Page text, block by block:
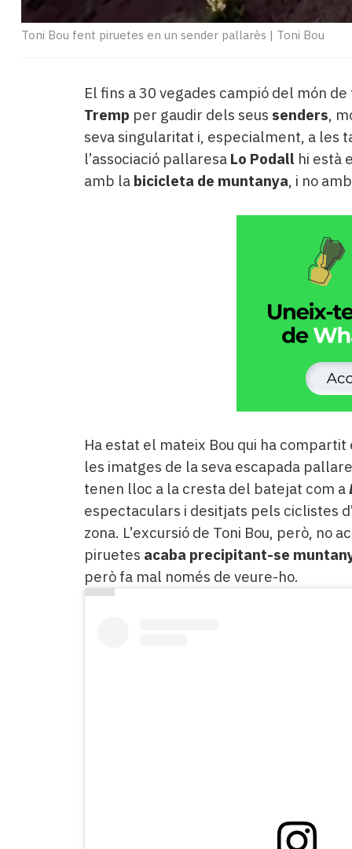
Toni Bou fent piruetes en un sender pallarès | Toni Bou
El fins a 30 vegades campió del món de
Tremp per gaudir dels seus senders,
seva singularitat i, especialment, a les
l’associació pallaresa Lo Podall hi està
amb la bicicleta de muntanya, i no
Ha estat el mateix Bou qui ha
les imatges de la seva escapada
tenen lloc a la cresta del batejat com a
espectaculars i desitjats pels ciclistes
zona. L’excursió de Toni Bou, però, no
piruetes acaba precipitant-se
però fa mal només de veure-ho.